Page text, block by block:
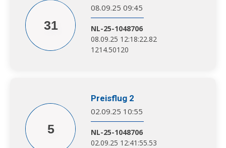
31
08.09.25 09:45
NL-25-1048706
08.09.25 12:18:22.82
1214.50120
5
Preisflug 2
02.09.25 10:55
NL-25-1048706
02.09.25 12:41:55.53